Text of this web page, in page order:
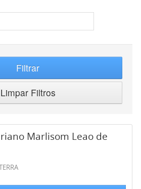
Filtrar
Limpar Filtros
Marlisom Leao de